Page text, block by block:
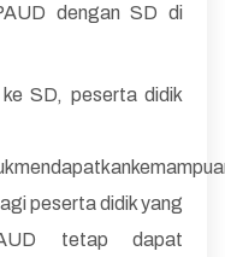
dengan SD di
SD, peserta didik
peserta didik yang
tetap dapat